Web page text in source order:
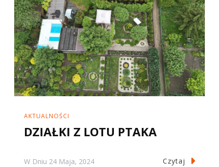
AKTUALNOŚCI
DZIAŁKI Z LOTU PTAKA
W Dniu 24 Maja, 2024 Czytaj